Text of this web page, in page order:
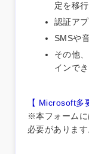
定を移
認証ア
SMSや
その他
インで
【 Microsoft多
※本フォームに
必要があります